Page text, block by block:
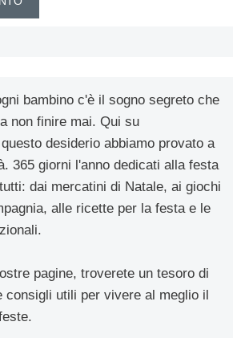
bambino c'è il sogno segreto che
non finire mai. Qui su
desiderio abbiamo provato a
365 giorni l'anno dedicati alla festa
dai mercatini di Natale, ai giochi
alle ricette per la festa e le
pagine, troverete un tesoro di
consigli utili per vivere al meglio il